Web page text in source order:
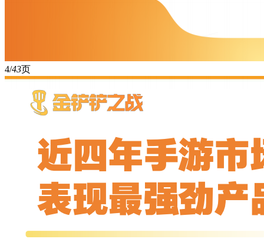
4/43页